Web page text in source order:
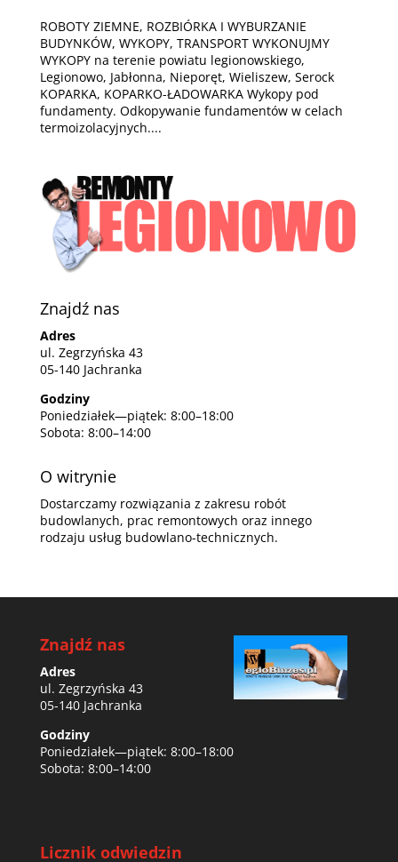
ROBOTY ZIEMNE, ROZBIÓRKA I WYBURZANIE
BUDYNKÓW, WYKOPY, TRANSPORT WYKONUJMY
WYKOPY na terenie powiatu legionowskiego,
Legionowo, Jabłonna, Nieporęt, Wieliszew, Serock
KOPARKA, KOPARKO-ŁADOWARKA Wykopy pod
fundamenty. Odkopywanie fundamentów w celach
termoizolacyjnych....
Znajdź nas
Adres
ul. Zegrzyńska 43
05-140 Jachranka
Godziny
Poniedziałek—piątek: 8:00–18:00
Sobota: 8:00–14:00
O witrynie
Dostarczamy rozwiązania z zakresu robót
budowlanych, prac remontowych oraz innego
rodzaju usług budowlano-technicznych.
Znajdź nas
Adres
ul. Zegrzyńska 43
05-140 Jachranka
Godziny
Poniedziałek—piątek: 8:00–18:00
Sobota: 8:00–14:00
Licznik odwiedzin